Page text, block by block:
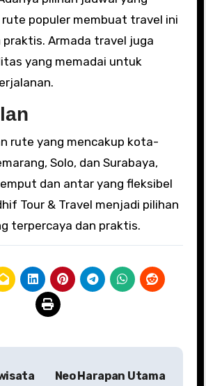
populer membuat travel ini
praktis. Armada travel juga
yang memadai untuk
rute yang mencakup kota-
Solo, dan Surabaya,
dan antar yang fleksibel
Tour & Travel menjadi pilihan
terpercaya dan praktis.
Neo Harapan Utama